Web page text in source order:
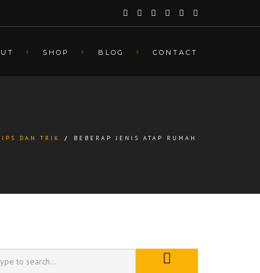
SHOP BLOG CONTACT
DAN TRIK / BEBERAP JENIS ATAP RUMAH